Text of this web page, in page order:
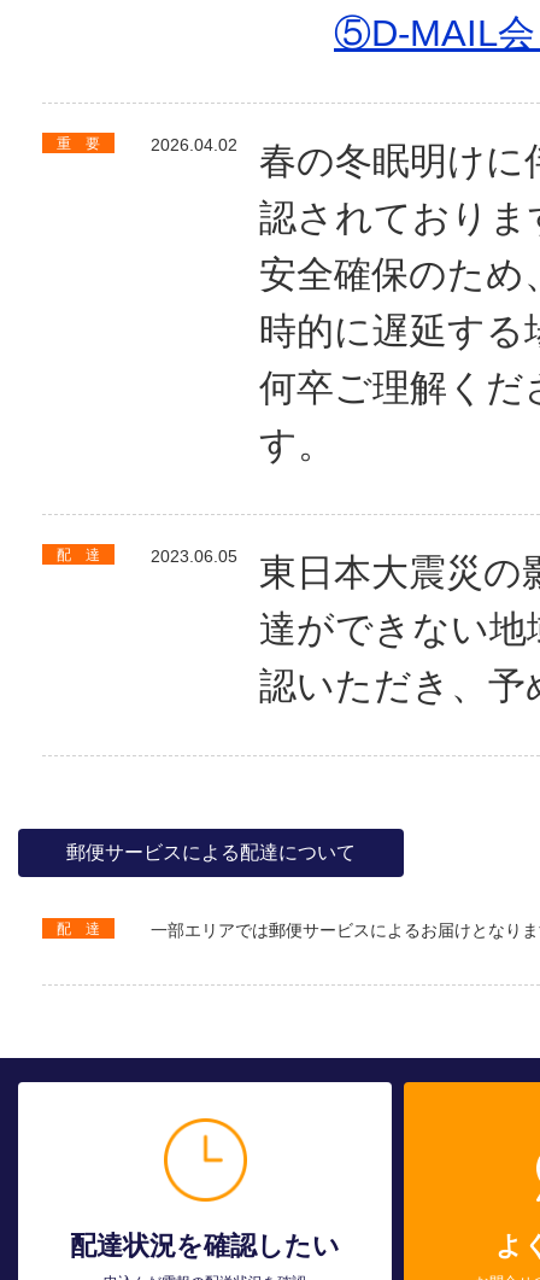
⑤D-MAIL会
重 要 2026.04.02
春の冬眠明けに
認されておりま
安全確保のため
時的に遅延す
何卒ご理解く
す。
配 達 2023.06.05
東日本大震災の
達ができない
認いただき、予
郵便サービスによる配達について
配 達 一部エリアでは郵便サービスによるお届けとなり
配達状況を確認したい よ